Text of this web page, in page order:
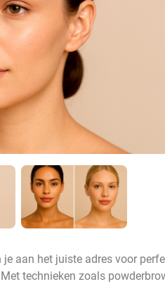
aan het juiste adres voor
technieken zoals